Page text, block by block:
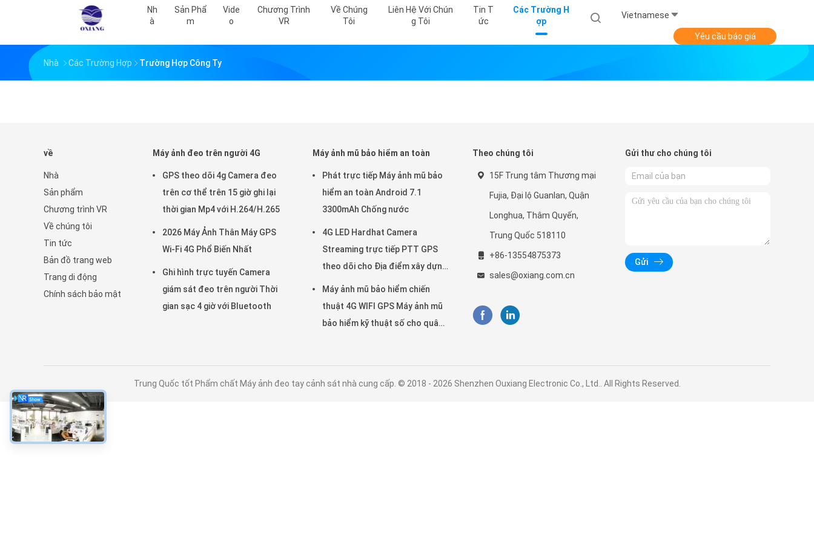
Nh
À
Sản Phẩ
M
Vide
O
Chương Trình
VR
Về Chúng
Tôi
Liên Hệ Với Chún
G Tôi
Tin T
Ức
Các Trường H
Ợp
Vietnamese
Yêu cầu báo giá
Nhà Các Trường Hợp Trường Hợp Công Ty
về
Nhà
Sản phẩm
Chương trình VR
Về chúng tôi
Tin tức
Bản đồ trang web
Trang di động
Chính sách bảo mật
Máy ảnh đeo trên người 4G
GPS theo dõi 4g Camera đeo
trên cơ thể trên 15 giờ ghi lại
thời gian Mp4 với H.264/H.265
2026 Máy Ảnh Thân Máy GPS
Wi-Fi 4G Phổ Biến Nhất
Ghi hình trực tuyến Camera
giám sát đeo trên người Thời
gian sạc 4 giờ với Bluetooth
Máy ảnh mũ bảo hiểm an toàn
Phát trực tiếp Máy ảnh mũ bảo
hiểm an toàn Android 7.1
3300mAh Chống nước
4G LED Hardhat Camera
Streaming trực tiếp PTT GPS
theo dõi cho Địa điểm xây dựng
mỏ đường sắt
Máy ảnh mũ bảo hiểm chiến
thuật 4G WIFI GPS Máy ảnh mũ
bảo hiểm kỹ thuật số cho quân
Theo chúng tôi
15F Trung tâm Thương mại
Fujia, Đại lộ Guanlan, Quận
Longhua, Thâm Quyến,
Trung Quốc 518110
+86-13554875373
sales@oxiang.com.cn
Gửi thư cho chúng tôi
Gửi
Trung Quốc tốt Phẩm chất Máy ảnh đeo tay cảnh sát nhà cung cấp. © 2018 - 2026 Shenzhen Ouxiang Electronic Co., Ltd.. All Rights Reserved.